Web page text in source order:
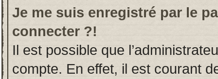
Je me suis enregistré par le
connecter ?!
Il est possible que
compte. En effet, il est courant